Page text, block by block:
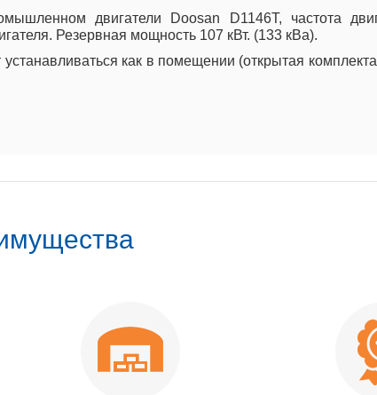
двигатели Doosan D1146T, частота
Резервная мощность 107 кВт. (133 кВа).
как в помещении (открытая